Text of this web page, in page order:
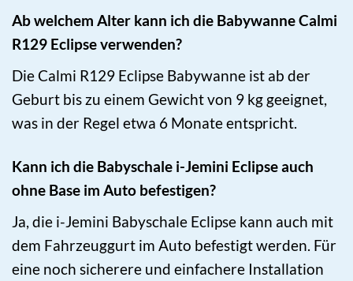
Ab welchem Alter kann ich die Babywanne Calmi
R129 Eclipse verwenden?
Die Calmi R129 Eclipse Babywanne ist ab der
Geburt bis zu einem Gewicht von 9 kg geeignet,
was in der Regel etwa 6 Monate entspricht.
Kann ich die Babyschale i-Jemini Eclipse auch
ohne Base im Auto befestigen?
Ja, die i-Jemini Babyschale Eclipse kann auch mit
dem Fahrzeuggurt im Auto befestigt werden. Für
eine noch sicherere und einfachere Installation